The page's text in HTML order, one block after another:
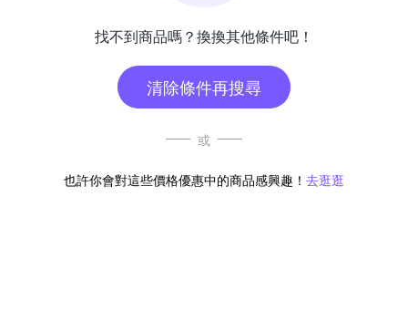
找不到商品嗎？換換其他條件吧！
清除條件再搜尋
或
也許你會對這些價格優惠中的商品感興趣！ 去逛逛